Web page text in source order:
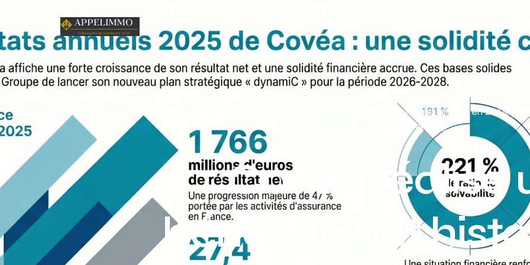
Actualités
Types de véhicules
Profil de conducteur
Budget assurance automobile
Covéa réalise un bénéfice net historique en 2025,
l’assurance en France
Covéa réalise
bénéfice net